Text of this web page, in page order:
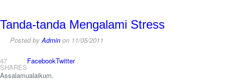
Tanda-tanda Mengalami Stress
Posted byAdmin on 11/05/2011
47
SHARES
FacebookTwitter
Assalamualaikum.